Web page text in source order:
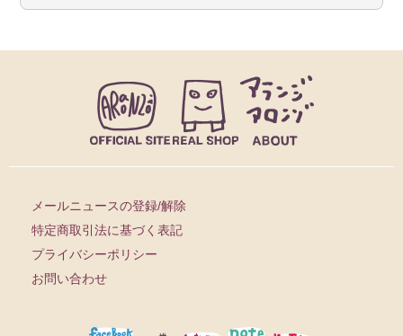
メールニュースの登録/解除
特定商取引法に基づく表記
プライバシーポリシー
お問い合わせ